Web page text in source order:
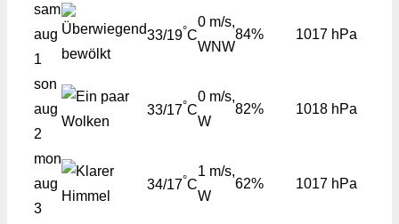
sam
aug
1
33/19°C
0 m/s,
WNW
84% 1017 hPa
son
aug
2
33/17°C
0 m/s,
W
82% 1018 hPa
mon
aug
3
34/17°C
1 m/s,
W
62% 1017 hPa